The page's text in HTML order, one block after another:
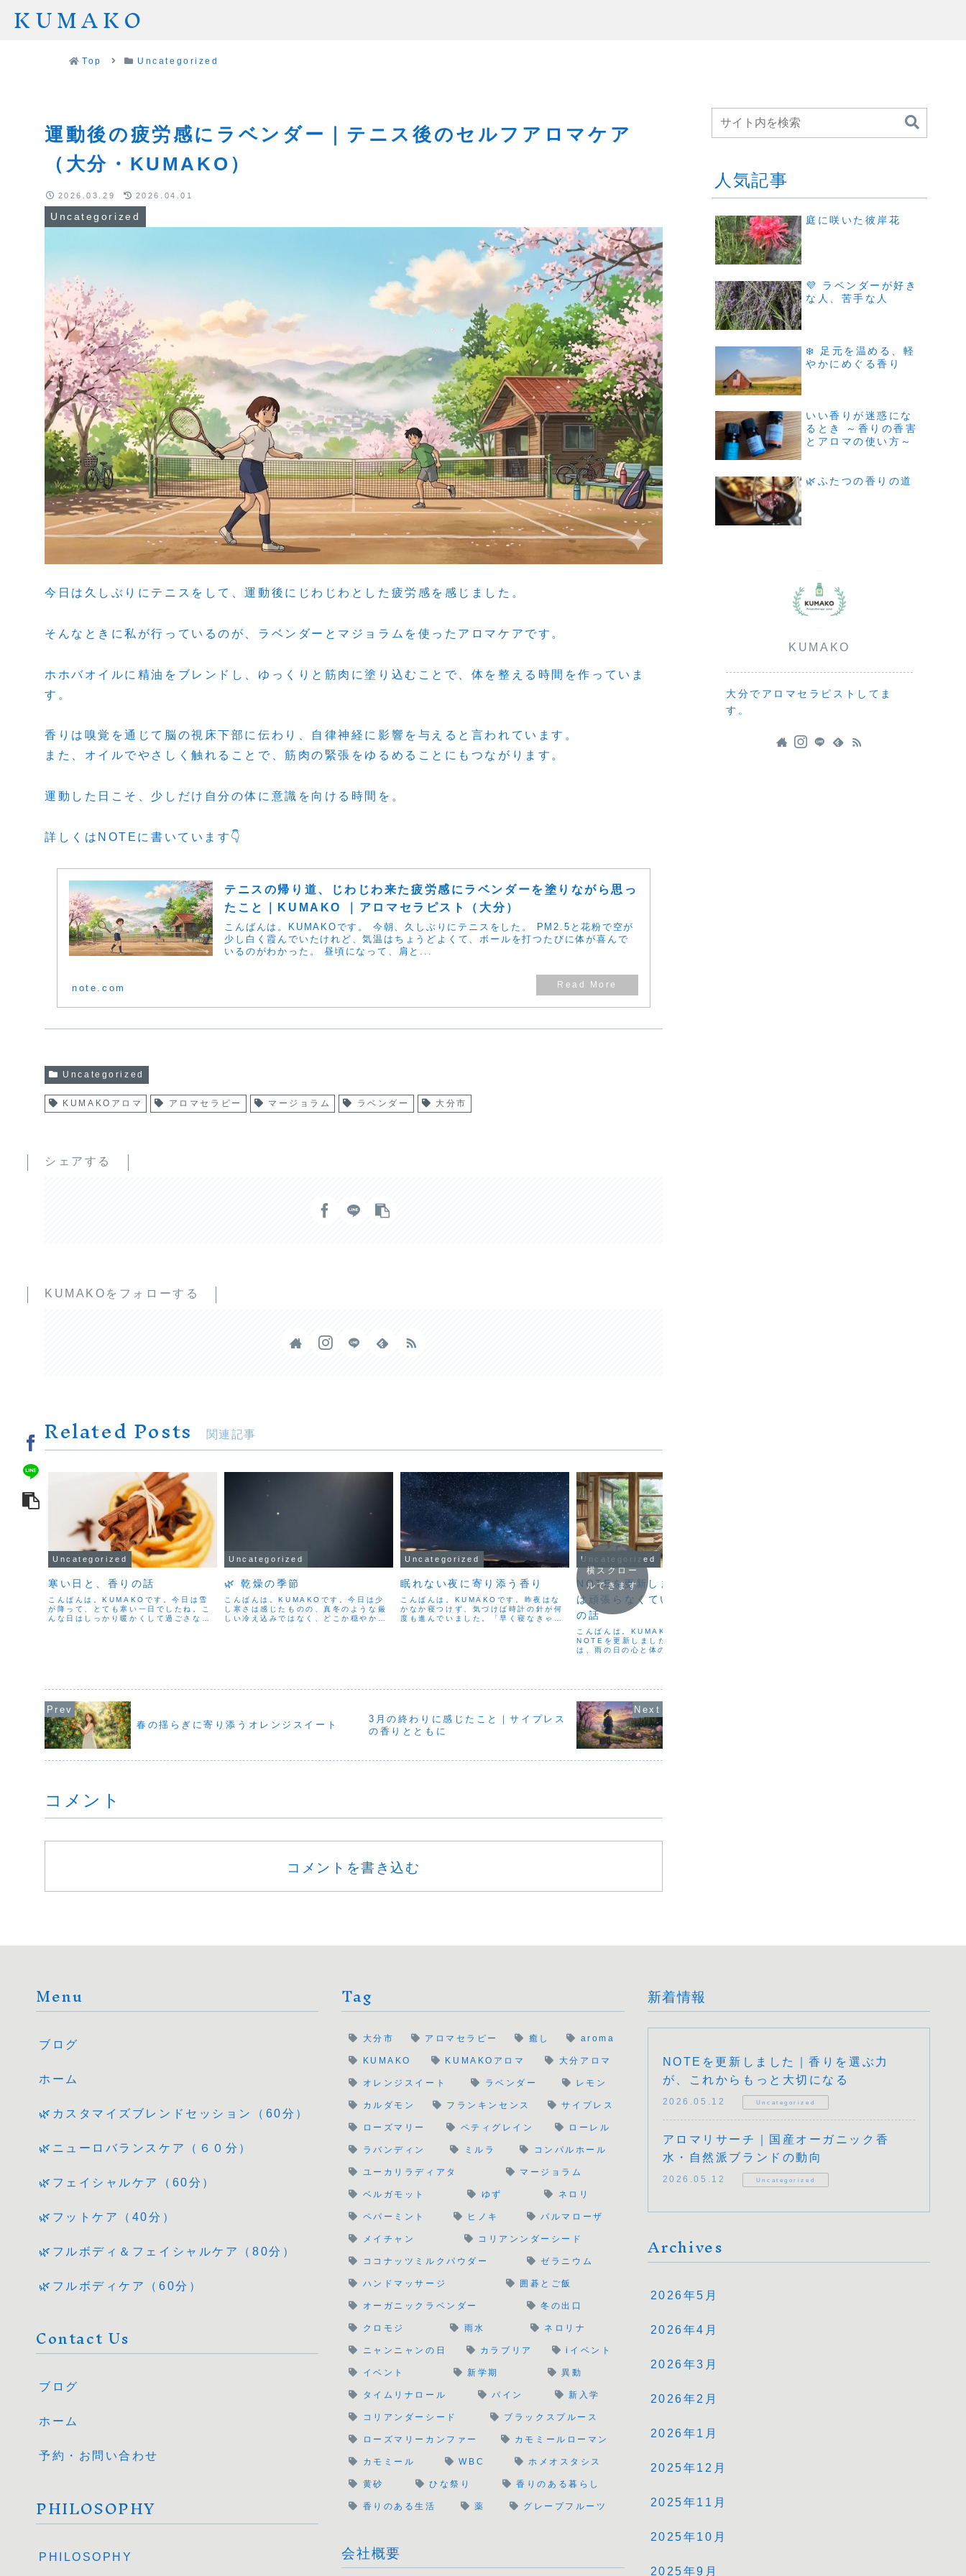
KUMAKO
Top Uncategorized
運動後の疲労感にラベンダー｜テニス後のセルフアロマケア
（大分・KUMAKO）
Uncategorized
2026.03.29 2026.04.01
今日は久しぶりにテニスをして、運動後にじわじわとした疲労感を感じました。
そんなときに私が行っているのが、ラベンダーとマジョラムを使ったアロマケアです。
ホホバオイルに精油をブレンドし、ゆっくりと筋肉に塗り込むことで、体を整える時間を作っていま
す。
香りは嗅覚を通じて脳の視床下部に伝わり、自律神経に影響を与えると言われています。
また、オイルでやさしく触れることで、筋肉の緊張をゆるめることにもつながります。
運動した日こそ、少しだけ自分の体に意識を向ける時間を。
詳しくはNOTEに書いています👇
テニスの帰り道、じわじわ来た疲労感にラベンダーを塗りながら思っ
たこと｜KUMAKO ｜アロマセラピスト（大分）
こんばんは。KUMAKOです。 今朝、久しぶりにテニスをした。 PM2.5と花粉で空が
少し白く霞んでいたけれど、気温はちょうどよくて、ボールを打つたびに体が喜んで
いるのがわかった。 昼頃になって、肩と...
note.com
Uncategorized
KUMAKOアロマ アロマセラピー マージョラム ラベンダー 大分市
シェアする
KUMAKOをフォローする
Related Posts 関連記事
Uncategorized
寒い日と、香りの話
こんばんは。KUMAKOです。今日は雪
が降って、とても寒い一日でしたね。こ
んな日はしっかり暖かくして過ごさない
Uncategorized
🌿 乾燥の季節
こんばんは。KUMAKOです。今日は少
し寒さは感じたものの、真冬のような厳
しい冷え込みではなく、どこか穏やかな
Uncategorized
眠れない夜に寄り添う香り
こんばんは。KUMAKOです。昨夜はな
かなか寝つけず、気づけば時計の針が何
度も進んでいました。「早く寝なきゃ、
Uncategorized
NOTEを更新しました｜雨の日
は頑張らなくていい、整える夜
の話
こんばんは。KUMAKOです。本日、
NOTEを更新しました。今回のテーマ
は、雨の日の心と体の整え方。雨が続く
横スクロー
ルできます
春の揺らぎに寄り添うオレンジスイート
3月の終わりに感じたこと｜サイプレス
の香りとともに
コメント
コメントを書き込む
人気記事
庭に咲いた彼岸花
💜 ラベンダーが好き
な人、苦手な人
❄️ 足元を温める、軽
やかにめぐる香り
いい香りが迷惑にな
るとき ～香りの香害
とアロマの使い方～
🌿ふたつの香りの道
KUMAKO
大分でアロマセラピストしてま
す。
Menu
ブログ
ホーム
🌿カスタマイズブレンドセッション（60分）
🌿ニューロバランスケア（６０分）
🌿フェイシャルケア（60分）
🌿フットケア（40分）
🌿フルボディ＆フェイシャルケア（80分）
🌿フルボディケア（60分）
Contact Us
ブログ
ホーム
予約・お問い合わせ
PHILOSOPHY
PHILOSOPHY
Tag
大分市 アロマセラピー 癒し aroma
KUMAKO KUMAKOアロマ 大分アロマ
オレンジスイート ラベンダー レモン
カルダモン フランキンセンス サイプレス
ローズマリー ペティグレイン ローレル
ラバンディン ミルラ コンパルホール
ユーカリラディアタ マージョラム
ベルガモット ゆず ネロリ
ペパーミント ヒノキ パルマローザ
メイチャン コリアンンダーシード
ココナッツミルクパウダー ゼラニウム
ハンドマッサージ 囲碁とご飯
オーガニックラベンダー 冬の出口
クロモジ 雨水 ネロリナ
ニャンニャンの日 カラブリア iイベント
イベント 新学期 異動
タイムリナロール パイン 新入学
コリアンダーシード ブラックスプルース
ローズマリーカンファー カモミールローマン
カモミール WBC ホメオスタシス
黄砂 ひな祭り 香りのある暮らし
香りのある生活 薬 グレープフルーツ
会社概要
新着情報
NOTEを更新しました｜香りを選ぶ力
が、これからもっと大切になる
2026.05.12 Uncategorized
アロマリサーチ｜国産オーガニック香
水・自然派ブランドの動向
2026.05.12 Uncategorized
Archives
2026年5月
2026年4月
2026年3月
2026年2月
2026年1月
2025年12月
2025年11月
2025年10月
2025年9月